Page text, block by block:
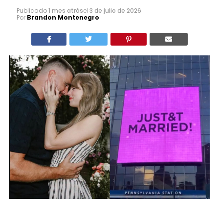
Publicado1 mes atrásel 3 de julio de 2026
Por Brandon Montenegro